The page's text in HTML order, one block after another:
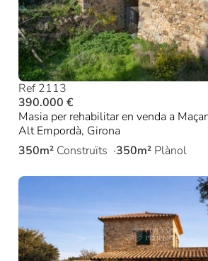
Ref 2113
390.000 €
Masia per rehabilitar en venda a
Alt Empordà, Girona
350m² Construïts 350m² Plànol